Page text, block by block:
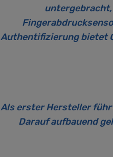
Authentifizierung bietet
Als erster Hersteller
Darauf aufbauend